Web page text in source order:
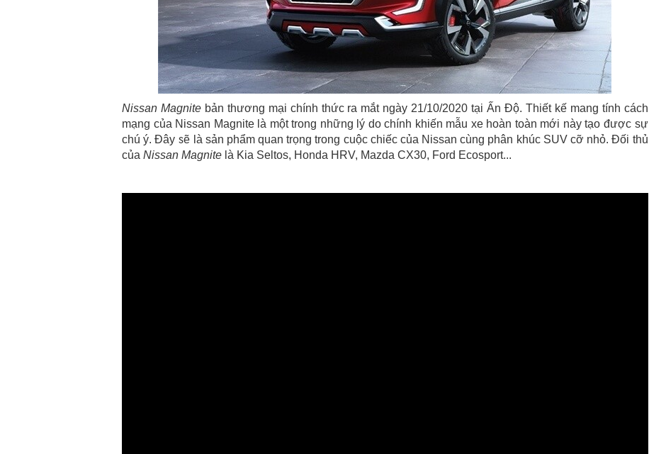
Nissan Magnitebản thương mại chính thức ra mắt ngày 21/10/2020 tại Ấn Độ. Thiết kế mang tính cách
mạng của Nissan Magnite là một trong những lý do chính khiến mẫu xe hoàn toàn mới này tạo được sự
chú ý. Đây sẽ là sản phẩm quan trọng trong cuộc chiếc của Nissan cùng phân khúc SUV cỡ nhỏ. Đối thủ
của Nissan Magnite là Kia Seltos, Honda HRV, Mazda CX30, Ford Ecosport...